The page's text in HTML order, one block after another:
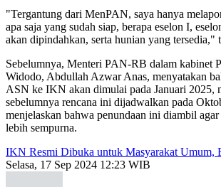
"Tergantung dari MenPAN, saya hanya
apa saja yang sudah siap, berapa eselon I,
akan dipindahkan, serta hunian yang tersedia,"
Sebelumnya, Menteri PAN-RB dalam kabinet
Widodo, Abdullah Azwar Anas, menyatakan
ASN ke IKN akan dimulai pada Januari 2025,
sebelumnya rencana ini dijadwalkan pada
menjelaskan bahwa penundaan ini diambil
lebih sempurna.
IKN Resmi Dibuka untuk Masyarakat Umum,
Selasa, 17 Sep 2024 12:23 WIB